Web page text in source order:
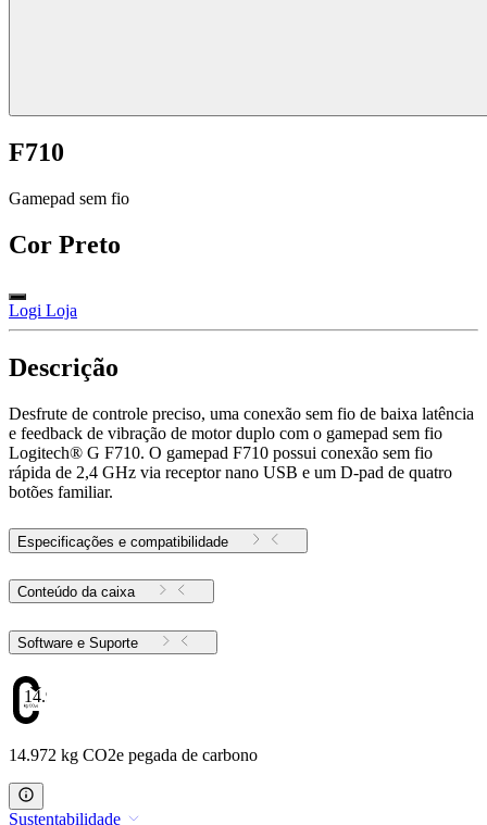
F710
Gamepad sem fio
Cor Preto
Logi Loja
Descrição
Desfrute de controle preciso, uma conexão sem fio de baixa latência
e feedback de vibração de motor duplo com o gamepad sem fio
Logitech® G F710. O gamepad F710 possui conexão sem fio
rápida de 2,4 GHz via receptor nano USB e um D-pad de quatro
botões familiar.
Especificações e compatibilidade
Conteúdo da caixa
Software e Suporte
14.972
14.972 kg CO2e pegada de carbono
Sustentabilidade